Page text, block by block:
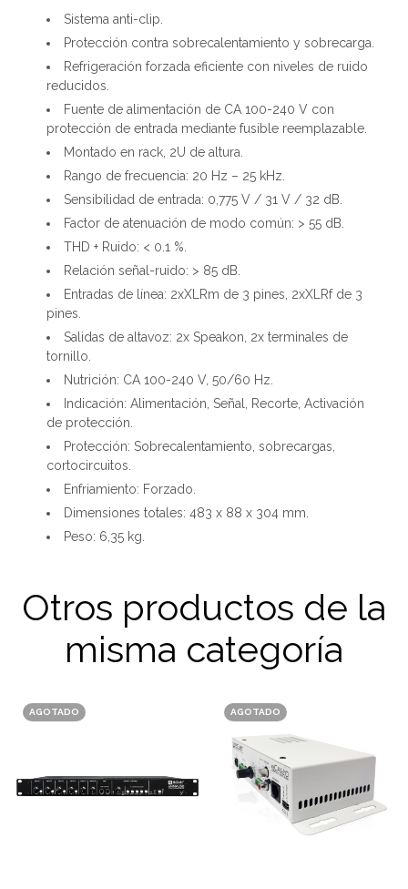
Sistema anti-clip.
Protección contra sobrecalentamiento y sobrecarga.
Refrigeración forzada eficiente con niveles de ruido
reducidos.
Fuente de alimentación de CA 100-240 V con
protección de entrada mediante fusible reemplazable.
Montado en rack, 2U de altura.
Rango de frecuencia: 20 Hz – 25 kHz.
Sensibilidad de entrada: 0,775 V / 31 V / 32 dB.
Factor de atenuación de modo común: > 55 dB.
THD + Ruido: < 0.1 %.
Relación señal-ruido: > 85 dB.
Entradas de línea: 2xXLRm de 3 pines, 2xXLRf de 3
pines.
Salidas de altavoz: 2x Speakon, 2x terminales de
tornillo.
Nutrición: CA 100-240 V, 50/60 Hz.
Indicación: Alimentación, Señal, Recorte, Activación
de protección.
Protección: Sobrecalentamiento, sobrecargas,
cortocircuitos.
Enfriamiento: Forzado.
Dimensiones totales: 483 x 88 x 304 mm.
Peso: 6,35 kg.
Otros productos de la
misma categoría
AGOTADO AGOTADO